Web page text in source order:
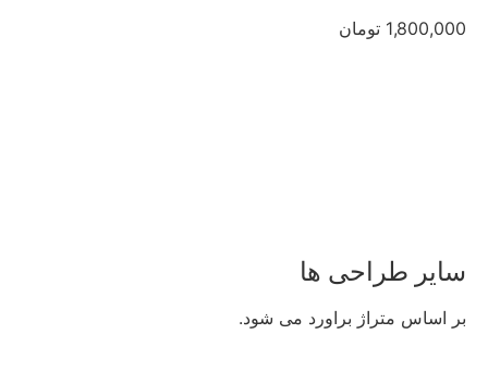
1,800,000 تومان
سایر طراحی ها
بر اساس متراژ براورد می شود.